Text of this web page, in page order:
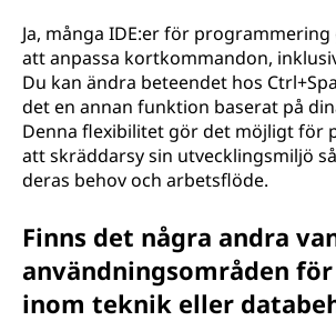
Ja, många IDE:er för
att anpassa kortkommandon,
Du kan ändra beteendet hos
det en annan funktion baserat på
Denna flexibilitet gör det möjligt för
att skräddarsy sin utvecklingsmiljö
deras behov och arbetsflöde.
Finns det några andra
användningsområden för
inom teknik eller